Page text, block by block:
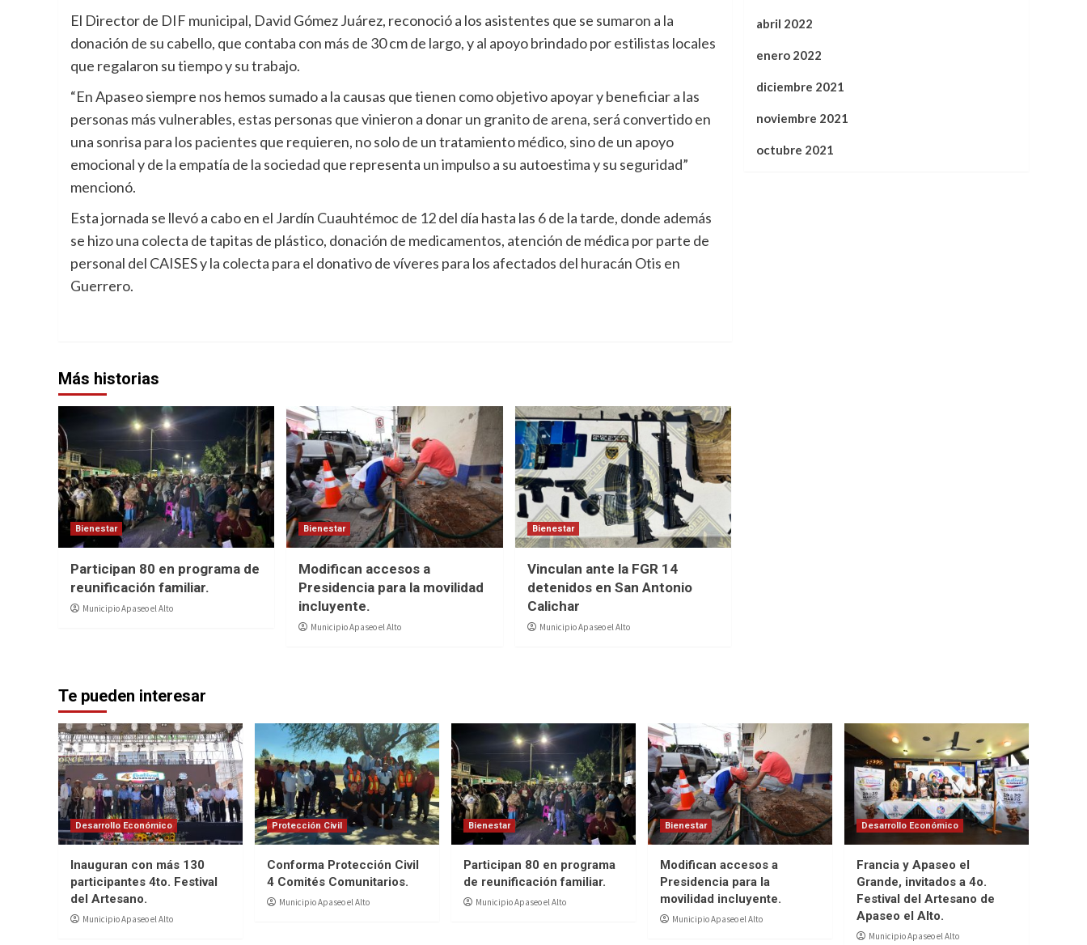
El Director de DIF municipal, David Gómez Juárez, reconoció a los asistentes que se sumaron a la
donación de su cabello, que contaba con más de 30 cm de largo, y al apoyo brindado por estilistas locales
que regalaron su tiempo y su trabajo.
“En Apaseo siempre nos hemos sumado a la causas que tienen como objetivo apoyar y beneficiar a las
personas más vulnerables, estas personas que vinieron a donar un granito de arena, será convertido en
una sonrisa para los pacientes que requieren, no solo de un tratamiento médico, sino de un apoyo
emocional y de la empatía de la sociedad que representa un impulso a su autoestima y su seguridad”
mencionó.
Esta jornada se llevó a cabo en el Jardín Cuauhtémoc de 12 del día hasta las 6 de la tarde, donde además
se hizo una colecta de tapitas de plástico, donación de medicamentos, atención de médica por parte de
personal del CAISES y la colecta para el donativo de víveres para los afectados del huracán Otis en
Guerrero.
Más historias
Bienestar
Participan 80 en programa de
reunificación familiar.
Municipio Apaseo el Alto
Bienestar
Modifican accesos a
Presidencia para la movilidad
incluyente.
Municipio Apaseo el Alto
Bienestar
Vinculan ante la FGR 14
detenidos en San Antonio
Calichar
Municipio Apaseo el Alto
abril 2022
enero 2022
diciembre 2021
noviembre 2021
octubre 2021
Te pueden interesar
Desarrollo Económico
Inauguran con más 130
participantes 4to. Festival
del Artesano.
Municipio Apaseo el Alto
Protección Civil
Conforma Protección Civil
4 Comités Comunitarios.
Municipio Apaseo el Alto
Bienestar
Participan 80 en programa
de reunificación familiar.
Municipio Apaseo el Alto
Bienestar
Modifican accesos a
Presidencia para la
movilidad incluyente.
Municipio Apaseo el Alto
Desarrollo Económico
Francia y Apaseo el
Grande, invitados a 4o.
Festival del Artesano de
Apaseo el Alto.
Municipio Apaseo el Alto